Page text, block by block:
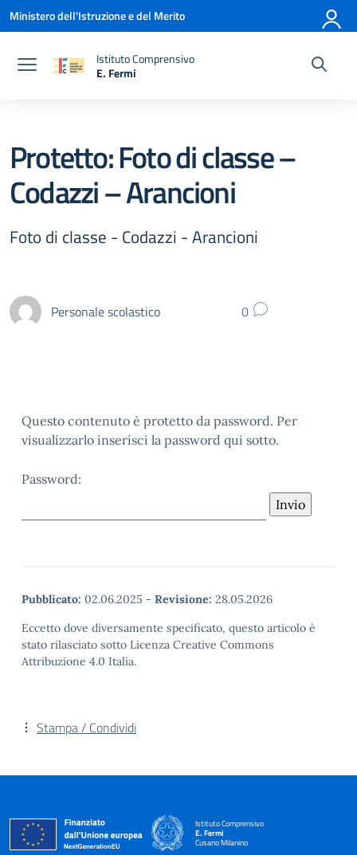
Vai ai contenuti
Vai al menu di navigazione
Vai al footer
Ministero dell'Istruzione e del Merito
Istituto Comprensivo
E. Fermi
Protetto: Foto di classe –
Codazzi – Arancioni
Foto di classe - Codazzi - Arancioni
Personale scolastico 0
Questo contenuto è protetto da password. Per
visualizzarlo inserisci la password qui sotto.
Password:
Pubblicato: 02.06.2025 - Revisione: 28.05.2026
Eccetto dove diversamente specificato, questo articolo è
stato rilasciato sotto Licenza Creative Commons
Attribuzione 4.0 Italia.
Stampa / Condividi
Istituto Comprensivo
E. Fermi
Cusano Milanino